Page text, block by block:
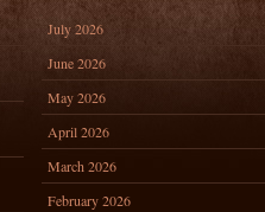
July 2026
June 2026
May 2026
April 2026
March 2026
February 2026